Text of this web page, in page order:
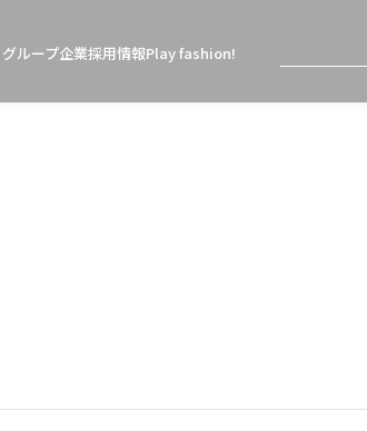
グループ企業採用情報Play fashion!